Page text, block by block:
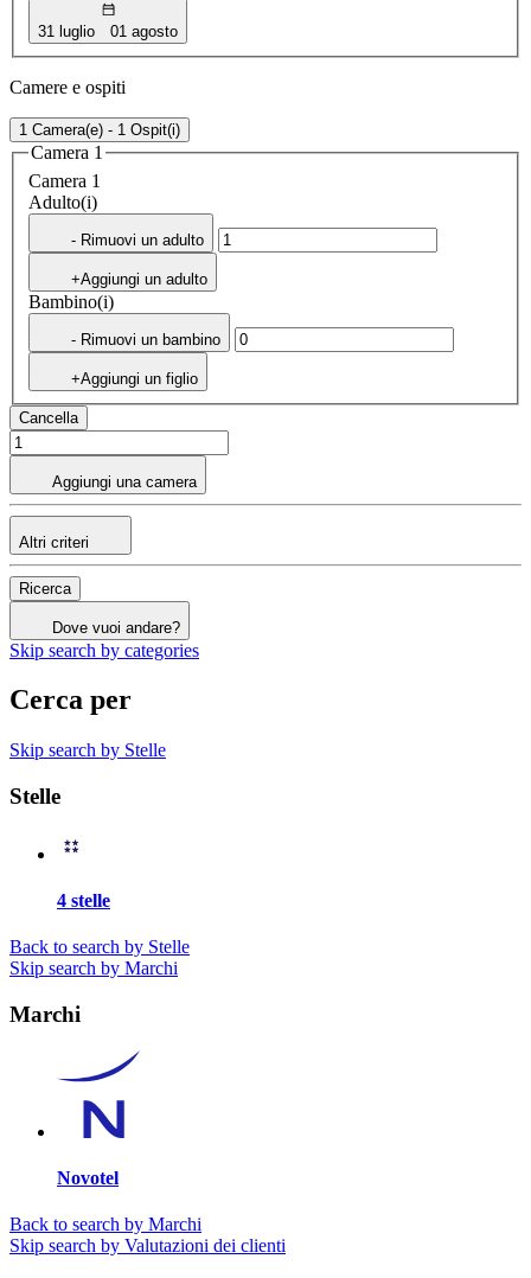
31 luglio 01 agosto
Camere e ospiti
1 Camera(e) - 1 Ospit(i)
Camera 1
Camera 1
Adulto(i)
- Rimuovi un adulto
+Aggiungi un adulto
Bambino(i)
- Rimuovi un bambino
+Aggiungi un figlio
Cancella
Aggiungi una camera
Altri criteri
Ricerca
Dove vuoi andare?
Skip search by categories
Cerca per
Skip search by Stelle
Stelle
4 stelle
Back to search by Stelle
Skip search by Marchi
Marchi
Novotel
Back to search by Marchi
Skip search by Valutazioni dei clienti